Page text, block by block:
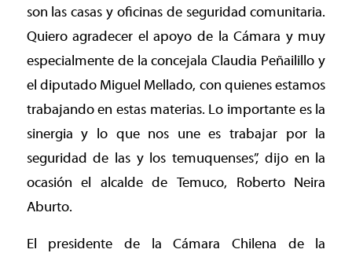
son las casas y oficinas de seguridad comunitaria.
Quiero agradecer el apoyo de la Cámara y muy
especialmente de la concejala Claudia Peñailillo y
el diputado Miguel Mellado, con quienes estamos
trabajando en estas materias. Lo importante es la
sinergia y lo que nos une es trabajar por la
seguridad de las y los temuquenses”, dijo en la
ocasión el alcalde de Temuco, Roberto Neira
Aburto.
El presidente de la Cámara Chilena de la